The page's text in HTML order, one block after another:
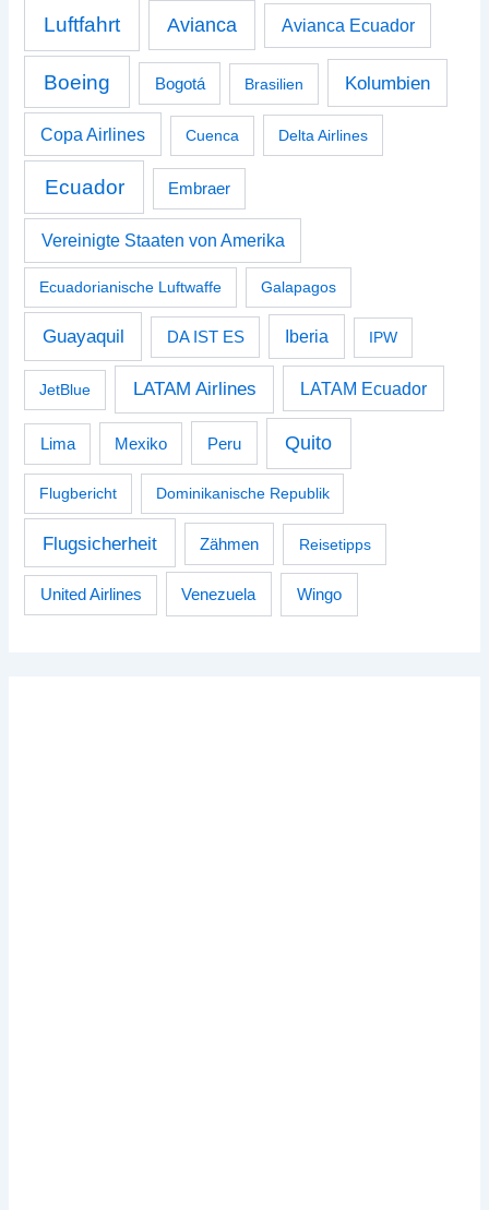
Luftfahrt Avianca Avianca Ecuador
Boeing Bogotá Brasilien Kolumbien
Copa Airlines Cuenca Delta Airlines
Ecuador Embraer
Vereinigte Staaten von Amerika
Ecuadorianische Luftwaffe Galapagos
Guayaquil DA IST ES Iberia IPW
JetBlue LATAM Airlines LATAM Ecuador
Lima Mexiko Peru Quito
Flugbericht Dominikanische Republik
Flugsicherheit Zähmen Reisetipps
United Airlines Venezuela Wingo